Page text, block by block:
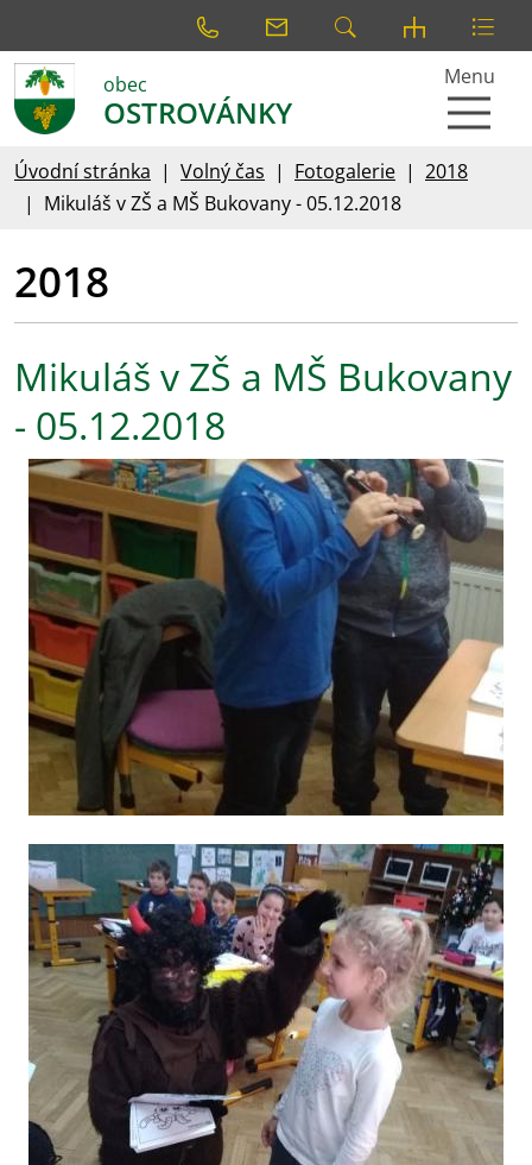
obec
OSTROVÁNKY
Menu
Úvodní stránka Volný čas Fotogalerie
2018
Mikuláš v ZŠ a MŠ Bukovany - 05.12.2018
2018
Mikuláš v ZŠ a MŠ Bukovany
- 05.12.2018